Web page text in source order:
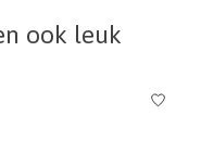
ook leuk